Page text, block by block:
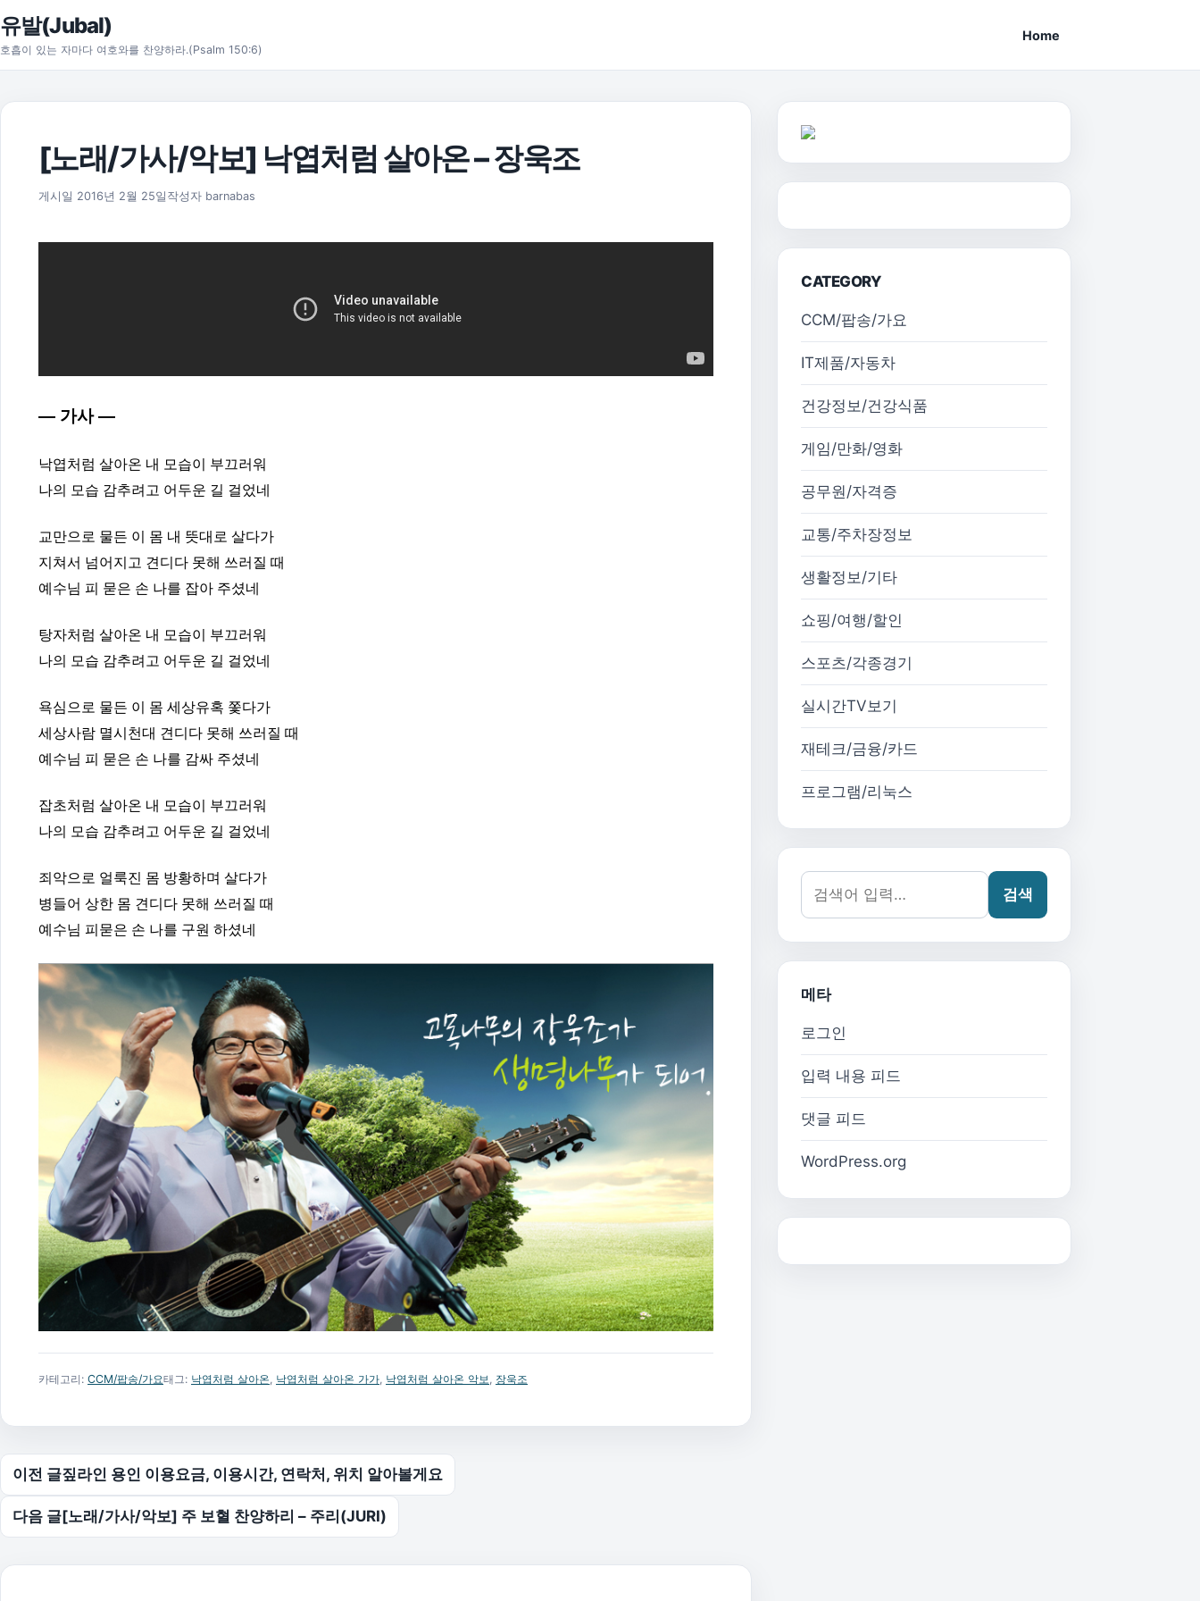
본문으로 건너뛰기
유발(Jubal)
호흡이 있는 자마다 여호와를 찬양하라.(Psalm 150:6)
Home
[노래/가사/악보] 낙엽처럼 살아온 – 장욱조
게시일 2016년 2월 25일 2025년 11월 18일
작성자 barnabas
— 가사 —
낙엽처럼 살아온 내 모습이 부끄러워
나의 모습 감추려고 어두운 길 걸었네
교만으로 물든 이 몸 내 뜻대로 살다가
지쳐서 넘어지고 견디다 못해 쓰러질 때
예수님 피 묻은 손 나를 잡아 주셨네
탕자처럼 살아온 내 모습이 부끄러워
나의 모습 감추려고 어두운 길 걸었네
욕심으로 물든 이 몸 세상유혹 쫓다가
세상사람 멸시천대 견디다 못해 쓰러질 때
예수님 피 묻은 손 나를 감싸 주셨네
잡초처럼 살아온 내 모습이 부끄러워
나의 모습 감추려고 어두운 길 걸었네
죄악으로 얼룩진 몸 방황하며 살다가
병들어 상한 몸 견디다 못해 쓰러질 때
예수님 피묻은 손 나를 구원 하셨네
카테고리: CCM/팝송/가요태그: 낙엽처럼 살아온, 낙엽처럼 살아온 가가, 낙엽처럼 살아온 악보, 장욱조
글 탐색
이전 글짚라인 용인 이용요금, 이용시간, 연락처, 위치 알아볼게요
다음 글[노래/가사/악보] 주 보혈 찬양하리 – 주리(JURI)
CATEGORY
CCM/팝송/가요
IT제품/자동차
건강정보/건강식품
게임/만화/영화
공무원/자격증
교통/주차장정보
생활정보/기타
쇼핑/여행/할인
스포츠/각종경기
실시간TV보기
재테크/금융/카드
프로그램/리눅스
검색어:
검색
메타
로그인
입력 내용 피드
댓글 피드
WordPress.org